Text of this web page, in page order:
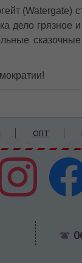
дело грязное
ОПТ